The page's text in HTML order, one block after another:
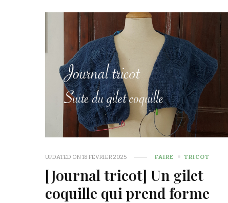
UPDATED ON18 FÉVRIER 2025 FAIRE TRICOT
[Journal tricot] Un gilet
coquille qui prend forme